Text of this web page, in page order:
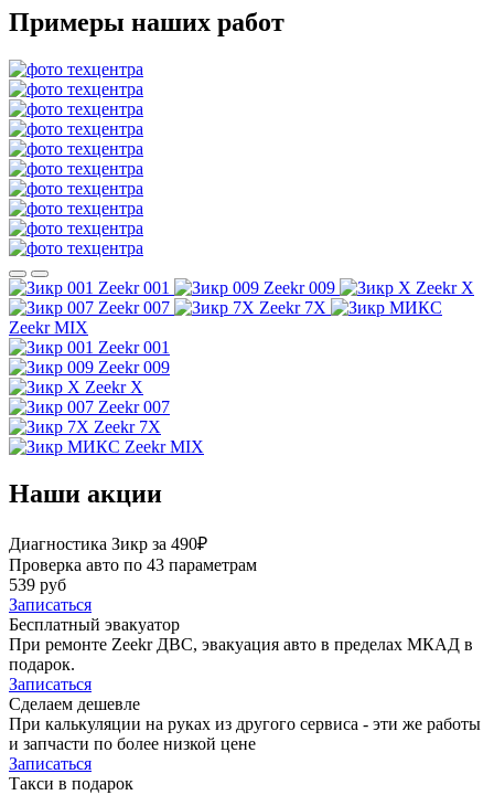
Примеры наших работ
Zeekr 001 Zeekr 009
Zeekr X
Zeekr 007
Zeekr 7X
Zeekr MIX
Zeekr 001
Zeekr 009
Zeekr X
Zeekr 007
Zeekr 7X
Zeekr MIX
Наши акции
Диагностика Зикр за 490₽
Проверка авто по 43 параметрам
539 руб
Записаться
Бесплатный эвакуатор
При ремонте Zeekr ДВС, эвакуация авто в пределах МКАД в
подарок.
Записаться
Сделаем дешевле
При калькуляции на руках из другого сервиса - эти же работы
и запчасти по более низкой цене
Записаться
Такси в подарок